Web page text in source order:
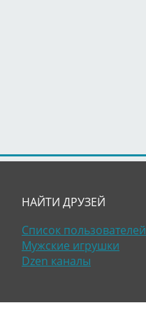
НАЙТИ ДРУЗЕЙ
Список пользователей
Мужские игрушки
Dzen каналы